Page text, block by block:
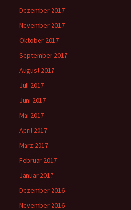
Dezember 2017
November 2017
Oktober 2017
September 2017
August 2017
Juli 2017
Juni 2017
Mai 2017
April 2017
März 2017
Februar 2017
Januar 2017
Dezember 2016
November 2016